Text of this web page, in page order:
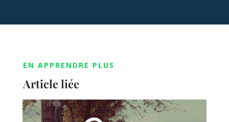
EN APPRENDRE PLUS
Article liée